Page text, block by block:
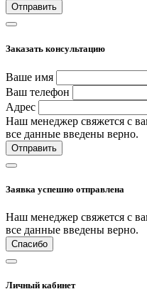
Отправить
Заказать консультацию
Ваше имя
Ваш телефон
Адрес
Наш менеджер свяжется с
все данные введены верно.
Отправить
Заявка успешно отправлена
Наш менеджер свяжется с
все данные введены верно.
Спасибо
Личный кабинет